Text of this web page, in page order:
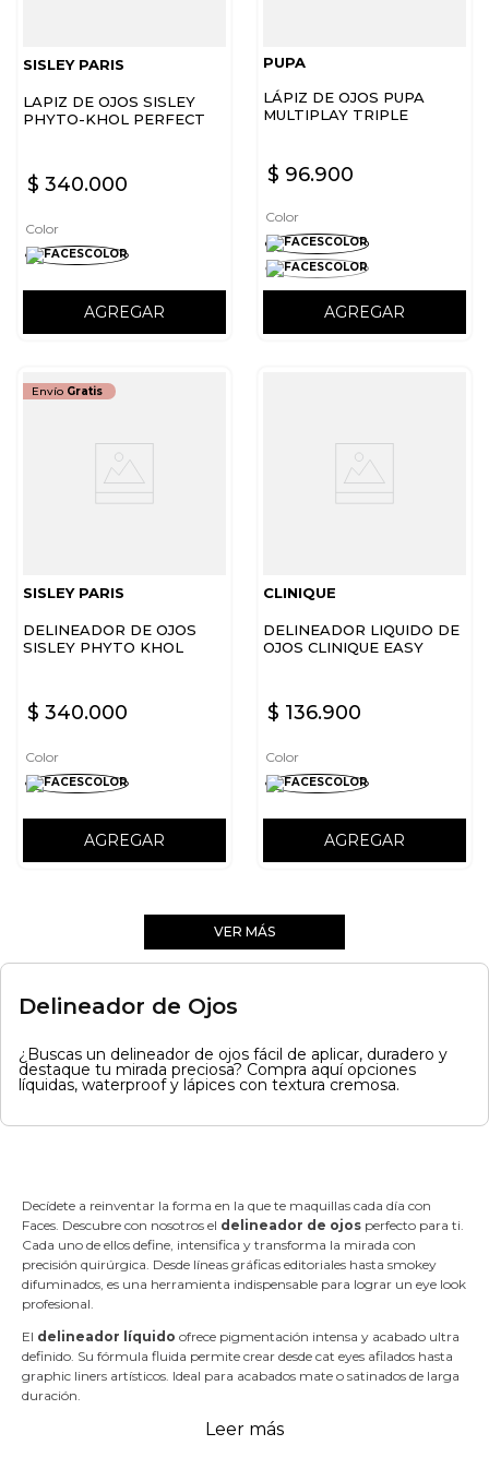
SISLEY PARIS
LAPIZ DE OJOS SISLEY
PHYTO-KHOL PERFECT
$ 340.000
Color
AGREGAR
PUPA
LÁPIZ DE OJOS PUPA
MULTIPLAY TRIPLE
$ 96.900
Color
AGREGAR
Envío Gratis
SISLEY PARIS
DELINEADOR DE OJOS
SISLEY PHYTO KHOL
$ 340.000
Color
AGREGAR
CLINIQUE
DELINEADOR LIQUIDO DE
OJOS CLINIQUE EASY
$ 136.900
Color
AGREGAR
VER MÁS
Delineador de Ojos
¿Buscas un delineador de ojos fácil de aplicar, duradero y
destaque tu mirada preciosa? Compra aquí opciones
líquidas, waterproof y lápices con textura cremosa.
Decídete a reinventar la forma en la que te maquillas cada día con
Faces. Descubre con nosotros el delineador de ojos perfecto para ti.
Cada uno de ellos define, intensifica y transforma la mirada con
precisión quirúrgica. Desde líneas gráficas editoriales hasta smokey
difuminados, es una herramienta indispensable para lograr un eye look
profesional.
El delineador líquido ofrece pigmentación intensa y acabado ultra
definido. Su fórmula fluida permite crear desde cat eyes afilados hasta
graphic liners artísticos. Ideal para acabados mate o satinados de larga
duración.
Leer más